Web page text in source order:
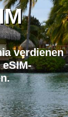
verdienen